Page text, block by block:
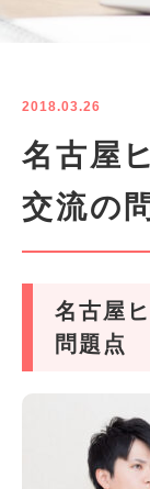
2018.03.26
名古屋
交流の
名古屋
問題点